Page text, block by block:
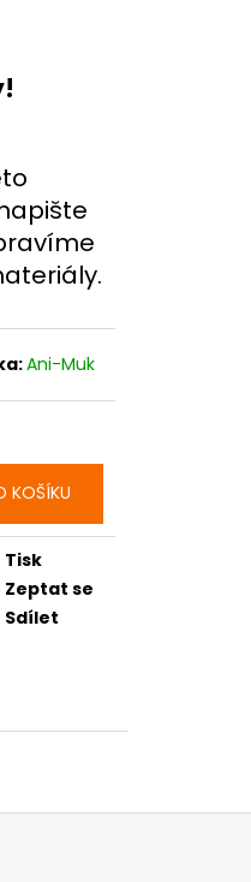
Ani-Muk
KOŠÍKU
Tisk
Zeptat se
Sdílet